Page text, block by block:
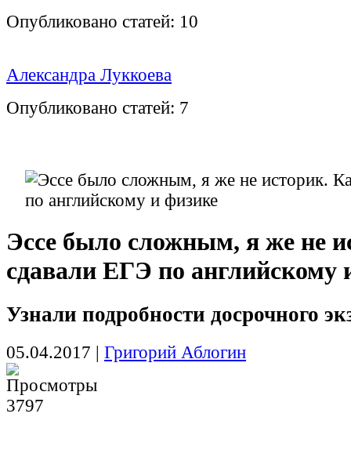
Опубликовано статей: 10
Александра Луккоева
Опубликовано статей: 7
Эссе было сложным, я же не
сдавали ЕГЭ по английскому
Узнали подробности досрочного
05.04.2017 | Григорий Аблогин
3797